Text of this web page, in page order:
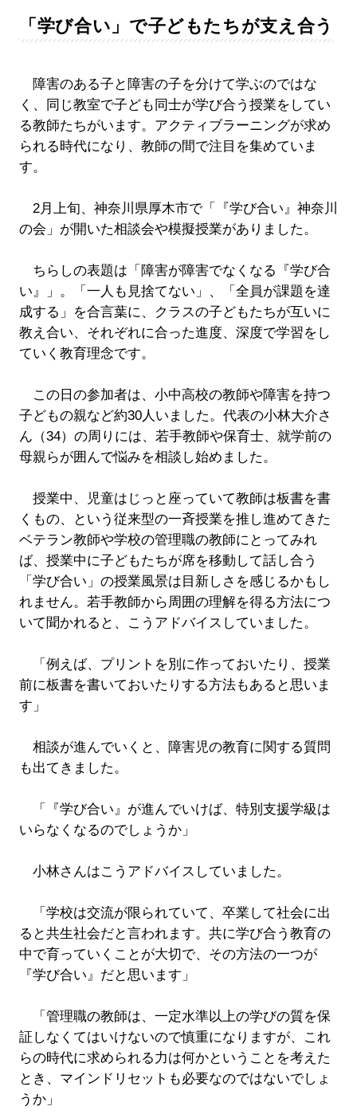
「学び合い」で子どもたちが支え合う
障害のある子と障害の子を分けて学ぶのではな
く、同じ教室で子ども同士が学び合う授業をしてい
る教師たちがいます。アクティブラーニングが求め
られる時代になり、教師の間で注目を集めていま
す。
2月上旬、神奈川県厚木市で「『学び合い』神奈川
の会」が開いた相談会や模擬授業がありました。
ちらしの表題は「障害が障害でなくなる『学び合
い』」。「一人も見捨てない」、「全員が課題を達
成する」を合言葉に、クラスの子どもたちが互いに
教え合い、それぞれに合った進度、深度で学習をし
ていく教育理念です。
この日の参加者は、小中高校の教師や障害を持つ
子どもの親など約30人いました。代表の小林大介さ
ん（34）の周りには、若手教師や保育士、就学前の
母親らが囲んで悩みを相談し始めました。
授業中、児童はじっと座っていて教師は板書を書
くもの、という従来型の一斉授業を推し進めてきた
ベテラン教師や学校の管理職の教師にとってみれ
ば、授業中に子どもたちが席を移動して話し合う
「学び合い」の授業風景は目新しさを感じるかもし
れません。若手教師から周囲の理解を得る方法につ
いて聞かれると、こうアドバイスしていました。
「例えば、プリントを別に作っておいたり、授業
前に板書を書いておいたりする方法もあると思いま
す」
相談が進んでいくと、障害児の教育に関する質問
も出てきました。
「『学び合い』が進んでいけば、特別支援学級は
いらなくなるのでしょうか」
小林さんはこうアドバイスしていました。
「学校は交流が限られていて、卒業して社会に出
ると共生社会だと言われます。共に学び合う教育の
中で育っていくことが大切で、その方法の一つが
『学び合い』だと思います」
「管理職の教師は、一定水準以上の学びの質を保
証しなくてはいけないので慎重になりますが、これ
らの時代に求められる力は何かということを考えた
とき、マインドリセットも必要なのではないでしょ
うか」